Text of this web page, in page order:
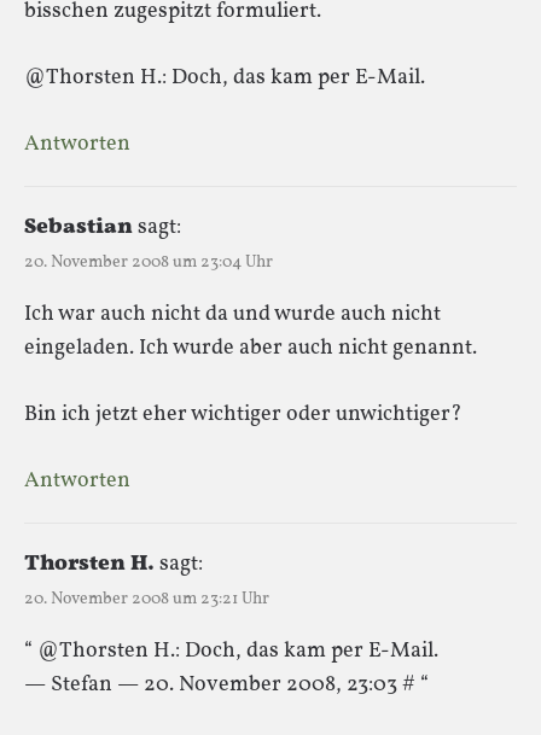
bisschen zugespitzt formuliert.
@Thorsten H.: Doch, das kam per E-Mail.
Antworten
Sebastiansagt:
20. November 2008 um 23:04 Uhr
Ich war auch nicht da und wurde auch nicht
eingeladen. Ich wurde aber auch nicht genannt.
Bin ich jetzt eher wichtiger oder unwichtiger?
Antworten
Thorsten H. sagt:
20. November 2008 um 23:21 Uhr
“ @Thorsten H.: Doch, das kam per E-Mail.
— Stefan — 20. November 2008, 23:03 # “